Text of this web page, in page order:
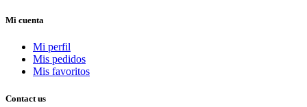
Mi cuenta
Mi perfil
Mis pedidos
Mis favoritos
Contact us